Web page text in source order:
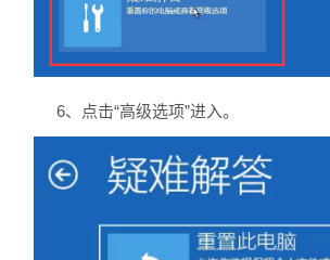
6、点击“高级选项”进入。